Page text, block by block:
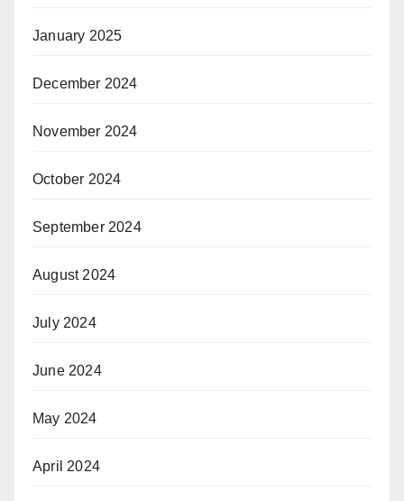
January 2025
December 2024
November 2024
October 2024
September 2024
August 2024
July 2024
June 2024
May 2024
April 2024